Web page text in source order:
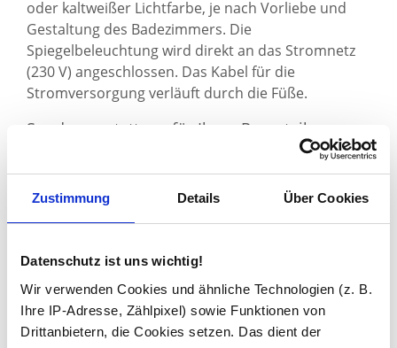
Zustimmung Details Über Cookies
Datenschutz ist uns wichtig!
Wir verwenden Cookies und ähnliche Technologien (z. B.
Ihre IP-Adresse, Zählpixel) sowie Funktionen von
Drittanbietern, die Cookies setzen. Das dient der
oder kaltweißer Lichtfarbe, je nach Vorliebe und
Gestaltung des Badezimmers. Die
Spiegelbeleuchtung wird direkt an das Stromnetz
(230 V) angeschlossen. Das Kabel für die
Stromversorgung verläuft durch die Füße.
Sonderausstattung für Ihren Raumteiler
Kippschalters
oder einesTouch Sensorslässt sich
die Beleuchtung direkt am Spiegel aus- und
Spiegel, der Kippschalter ist unauffällig unten am
Spiegel angebracht. Eine zusätzlich hinzu buchbare
Steckdoseist in den Varianten Chrom und Schwarz
matt im Angebot.